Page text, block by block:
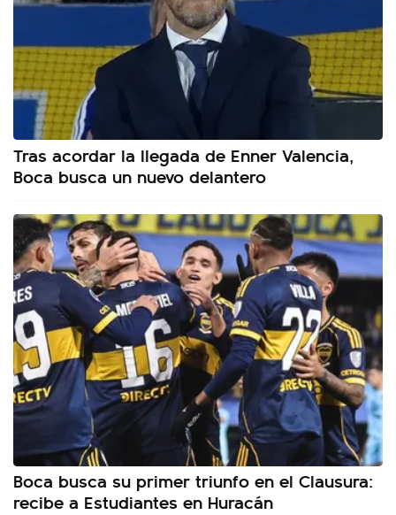
Tras acordar la llegada de Enner Valencia,
Boca busca un nuevo delantero
Boca busca su primer triunfo en el Clausura:
recibe a Estudiantes en Huracán